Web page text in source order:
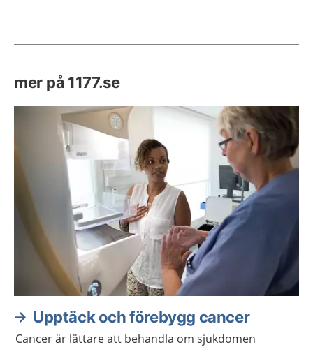
mer på 1177.se
Upptäck och förebygg cancer
Cancer är lättare att behandla om sjukdomen